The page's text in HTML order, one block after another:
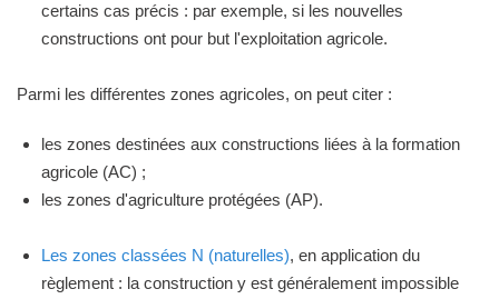
certains cas précis : par exemple, si les nouvelles
constructions ont pour but l'exploitation agricole.
Parmi les différentes zones agricoles, on peut citer :
les zones destinées aux constructions liées à la formation
agricole (AC) ;
les zones d'agriculture protégées (AP).
Les zones classées N (naturelles), en application du
règlement : la construction y est généralement impossible